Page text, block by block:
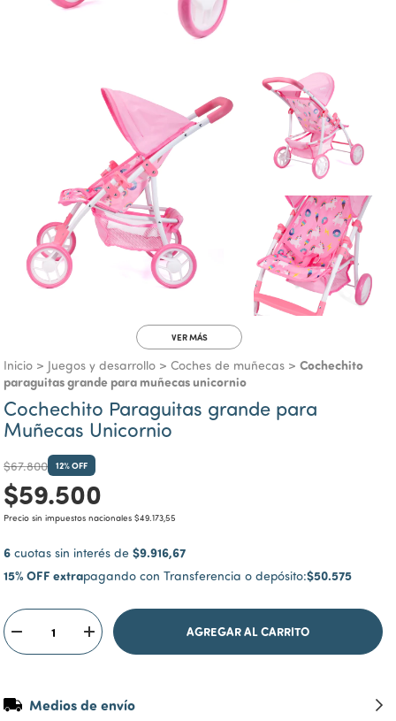
VER MÁS
Inicio > Juegos y desarrollo > Coches de muñecas > Cochechito
paraguitas grande para muñecas unicornio
Cochechito Paraguitas grande para
Muñecas Unicornio
$67.800 12% OFF
$59.500
Precio sin impuestos nacionales $49.173,55
6 cuotas sin interés de $9.916,67
15% OFF extrapagando con Transferencia o depósito:$50.575
Medios de envío